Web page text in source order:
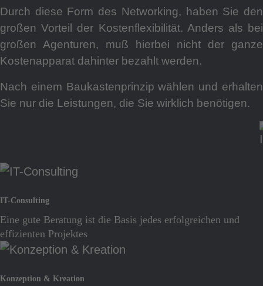
Durch diese Form des Networking, haben Sie den
großen Vorteil der Kostenflexibilität. Anders als bei
großen Agenturen, muß hierbei nicht der ganze
Kostenapparat dahinter bezahlt werden.
Nach einem Baukastenprinzip wählen und erhalten
Sie nur die Leistungen, die Sie wirklich benötigen.
IT-Consulting
Eine gute Beratung ist die Basis jedes erfolgreichen und
effizienten Projektes
Konzeption & Kreation